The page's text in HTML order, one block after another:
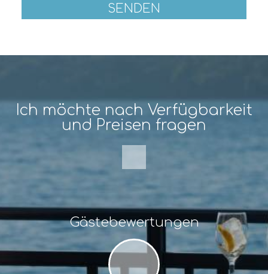
SENDEN
Ich möchte nach Verfügbarkeit
und Preisen fragen
Gästebewertungen